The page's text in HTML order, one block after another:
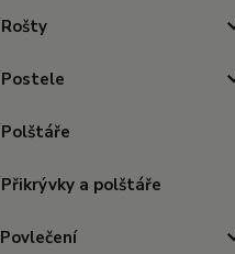
Rošty
Postele
Polštáře
Přikrývky a polštáře
Povlečení